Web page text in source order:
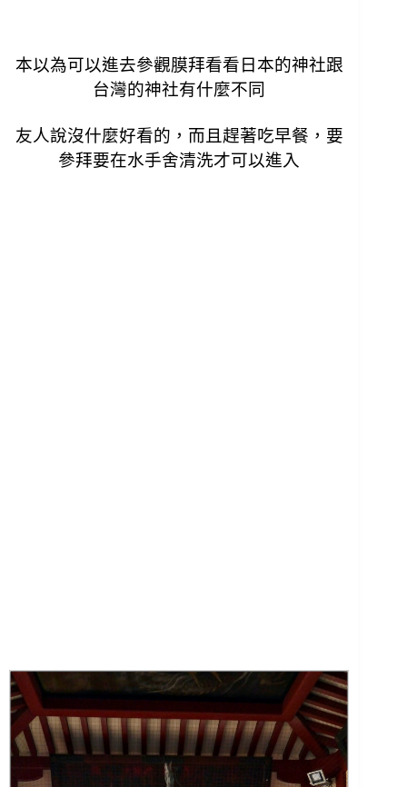
本以為可以進去參觀膜拜看看日本的神社跟
台灣的神社有什麼不同
友人說沒什麼好看的，而且趕著吃早餐，要
參拜要在水手舍清洗才可以進入